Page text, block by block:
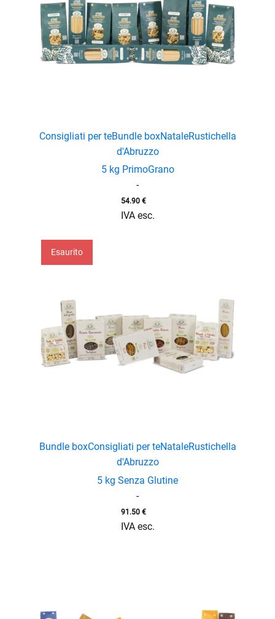
Consigliati per teBundle boxNataleRustichella
d'Abruzzo
5 kg PrimoGrano
-
54.90 €
IVA esc.
Esaurito
Bundle boxConsigliati per teNataleRustichella
d'Abruzzo
5 kg Senza Glutine
-
91.50 €
IVA esc.